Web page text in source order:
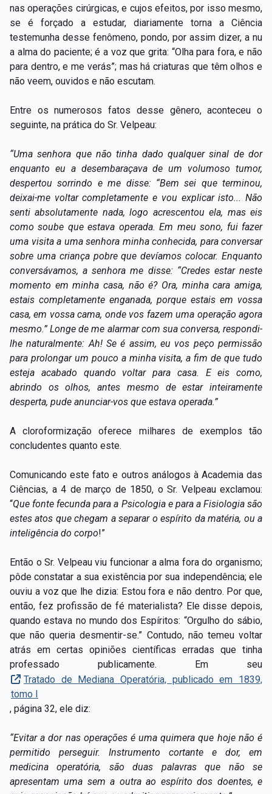
nas operações cirúrgicas, e cujos efeitos, por isso mesmo,
se é forçado a estudar, diariamente torna a Ciência
testemunha desse fenômeno, pondo, por assim dizer, a nu
a alma do paciente; é a voz que grita: “Olha para fora, e não
para dentro, e me verás”; mas há criaturas que têm olhos e
não veem, ouvidos e não escutam.
Entre os numerosos fatos desse gênero, aconteceu o
seguinte, na prática do Sr. Velpeau:
“Uma senhora que não tinha dado qualquer sinal de dor
enquanto eu a desembaraçava de um volumoso tumor,
despertou sorrindo e me disse: “Bem sei que terminou,
deixai-me voltar completamente e vou explicar isto... Não
senti absolutamente nada, logo acrescentou ela, mas eis
como soube que estava operada. Em meu sono, fui fazer
uma visita a uma senhora minha conhecida, para conversar
sobre uma criança pobre que devíamos colocar. Enquanto
conversávamos, a senhora me disse: “Credes estar neste
momento em minha casa, não é? Ora, minha cara amiga,
estais completamente enganada, porque estais em vossa
casa, em vossa cama, onde vos fazem uma operação agora
mesmo.” Longe de me alarmar com sua conversa, respondi-
lhe naturalmente: Ah! Se é assim, eu vos peço permissão
para prolongar um pouco a minha visita, a fim de que tudo
esteja acabado quando voltar para casa. E eis como,
abrindo os olhos, antes mesmo de estar inteiramente
desperta, pude anunciar-vos que estava operada.”
A cloroformização oferece milhares de exemplos tão
concludentes quanto este.
Comunicando este fato e outros análogos à Academia das
Ciências, a 4 de março de 1850, o Sr. Velpeau exclamou:
“Que fonte fecunda para a Psicologia e para a Fisiologia são
estes atos que chegam a separar o espírito da matéria, ou a
inteligência do corpo!”
Então o Sr. Velpeau viu funcionar a alma fora do organismo;
pôde constatar a sua existência por sua independência; ele
ouviu a voz que lhe dizia: Estou fora e não dentro. Por que,
então, fez profissão de fé materialista? Ele disse depois,
quando estava no mundo dos Espíritos: “Orgulho do sábio,
que não queria desmentir-se.” Contudo, não temeu voltar
atrás em certas opiniões científicas erradas que tinha
professado publicamente. Em seu
Tratado de Mediana Operatória, publicado em 1839,
tomo I
, página 32, ele diz:
“Evitar a dor nas operações é uma quimera que hoje não é
permitido perseguir. Instrumento cortante e dor, em
medicina operatória, são duas palavras que não se
apresentam uma sem a outra ao espírito dos doentes, e